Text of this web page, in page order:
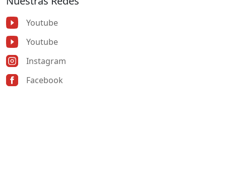
Youtube
Youtube
Instagram
Facebook